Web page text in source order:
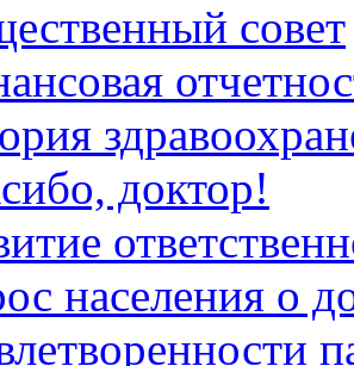
совет
доктор!
населения о